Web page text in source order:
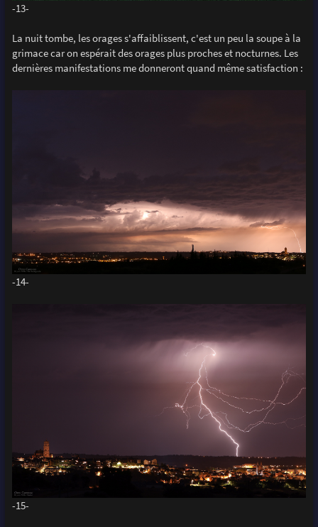
-13-
La nuit tombe, les orages s'affaiblissent, c'est un peu la soupe à la
grimace car on espérait des orages plus proches et nocturnes. Les
dernières manifestations me donneront quand même satisfaction :
-14-
-15-